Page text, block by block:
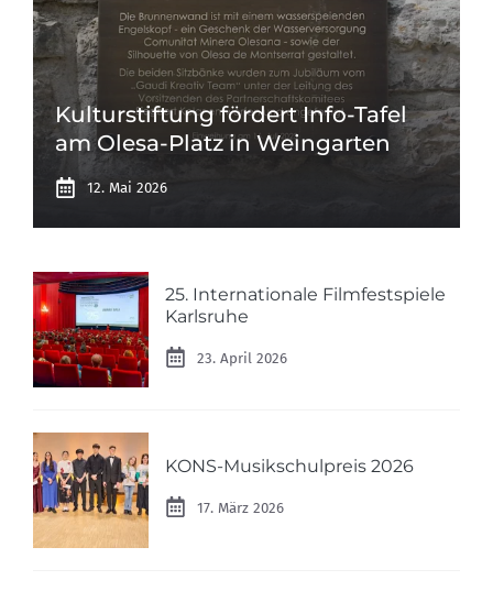
Kulturstiftung fördert Info-Tafel
am Olesa-Platz in Weingarten
12. Mai 2026
25. Internationale Filmfestspiele
Karlsruhe
23. April 2026
KONS-Musikschulpreis 2026
17. März 2026